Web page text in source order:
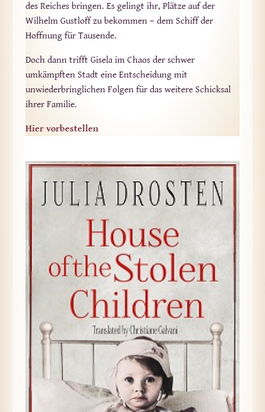
des Reiches bringen. Es gelingt ihr, Plätze auf der
Wilhelm Gustloff zu bekommen – dem Schiff der
Hoffnung für Tausende.
Doch dann trifft Gisela im Chaos der schwer
umkämpften Stadt eine Entscheidung mit
unwiederbringlichen Folgen für das weitere Schicksal
ihrer Familie.
Hier vorbestellen